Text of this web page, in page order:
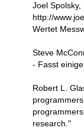
Joel Spolsky,
http://
Wertet
Steve
- Fasst
Robert L.
research."